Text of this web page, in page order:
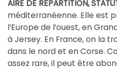
AIRE DE RÉPARTITION,
méditerranéenne. Elle est
l’Europe de l’ouest, en
à Jersey. En France, on la
dans le nord et en Corse.
assez rare, il peut être